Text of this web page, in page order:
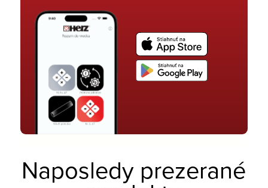
Naposledy prezerané